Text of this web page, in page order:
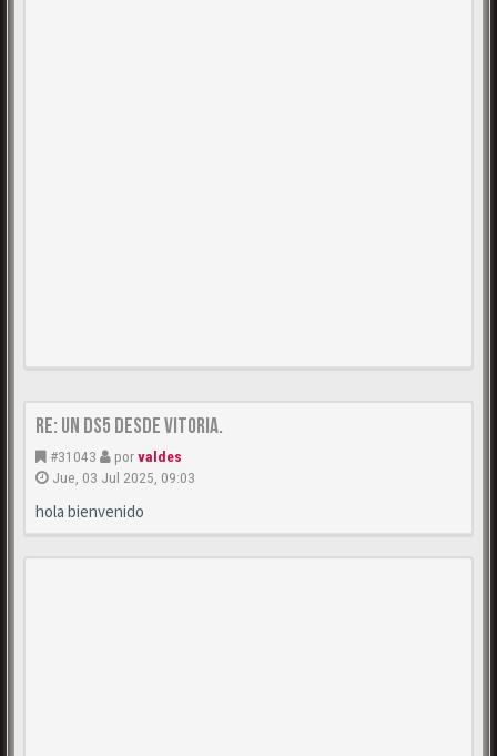
Re: Un DS5 desde Vitoria.
#31043 porvaldes
Jue, 03 Jul 2025, 09:03
hola bienvenido